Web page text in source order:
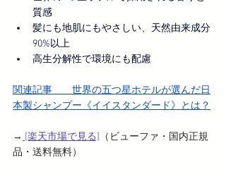
質感
髪にも地肌にもやさしい、天然由来成分
90%以上
高生分解性で環境にも配慮
関連記事 世界の五つ星ホテルが選んだ日
本製シャンプー《イイスタンダード》とは？
→ [楽天市場で見る]
（ビューファ・国内正規
品・送料無料）